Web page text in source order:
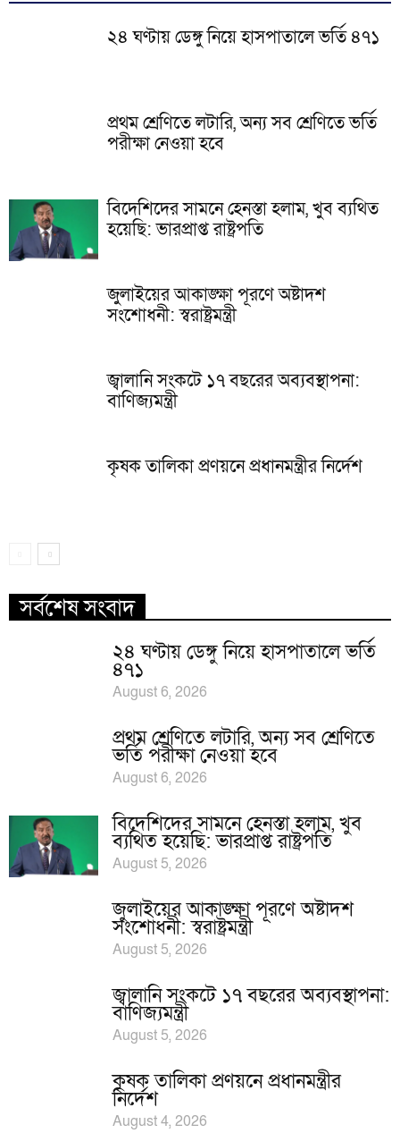
২৪ ঘণ্টায় ডেঙ্গু নিয়ে হাসপাতালে ভর্তি ৪৭১
প্রথম শ্রেণিতে লটারি, অন্য সব শ্রেণিতে ভর্তি
পরীক্ষা নেওয়া হবে
বিদেশিদের সামনে হেনস্তা হলাম, খুব ব্যথিত
হয়েছি: ভারপ্রাপ্ত রাষ্ট্রপতি
জুলাইয়ের আকাঙ্ক্ষা পূরণে অষ্টাদশ
সংশোধনী: স্বরাষ্ট্রমন্ত্রী
জ্বালানি সংকটে ১৭ বছরের অব্যবস্থাপনা:
বাণিজ্যমন্ত্রী
কৃষক তালিকা প্রণয়নে প্রধানমন্ত্রীর নির্দেশ
সর্বশেষ সংবাদ
২৪ ঘণ্টায় ডেঙ্গু নিয়ে হাসপাতালে ভর্তি
৪৭১
August 6, 2026
প্রথম শ্রেণিতে লটারি, অন্য সব শ্রেণিতে
ভর্তি পরীক্ষা নেওয়া হবে
August 6, 2026
বিদেশিদের সামনে হেনস্তা হলাম, খুব
ব্যথিত হয়েছি: ভারপ্রাপ্ত রাষ্ট্রপতি
August 5, 2026
জুলাইয়ের আকাঙ্ক্ষা পূরণে অষ্টাদশ
সংশোধনী: স্বরাষ্ট্রমন্ত্রী
August 5, 2026
জ্বালানি সংকটে ১৭ বছরের অব্যবস্থাপনা:
বাণিজ্যমন্ত্রী
August 5, 2026
কৃষক তালিকা প্রণয়নে প্রধানমন্ত্রীর
নির্দেশ
August 4, 2026